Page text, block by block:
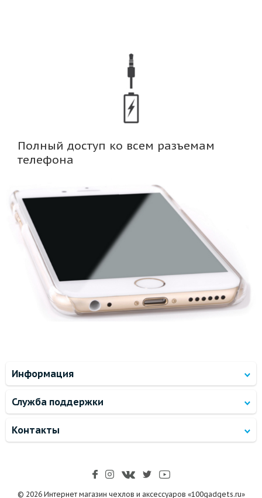
Полный доступ ко всем разъемам
телефона
Информация
Служба поддержки
Контакты
© 2026 Интернет магазин чехлов и аксессуаров «100gadgets.ru»